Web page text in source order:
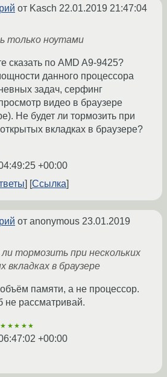
от Kasch 22.01.2019 21:47:04
только ноутами
сказать по AMD A9-9425?
данного процессора
задач, серфинг
видео в браузере
Не будет ли тормозить при
вкладках в браузере?
+00:00
Ссылка
от anonymous 23.01.2019
тормозить при нескольких
в браузере
памяти, а не процессор.
не рассматривай.
★★★★★
+00:00